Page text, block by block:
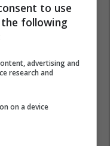
to use
following
advertising and
research and
on a device